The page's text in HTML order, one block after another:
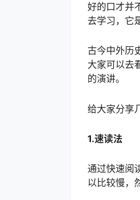
好的口才并
去学习，它
古今中外历
大家可以去
的演讲。
给大家分享
1.速读法
通过快速阅
以比较慢，